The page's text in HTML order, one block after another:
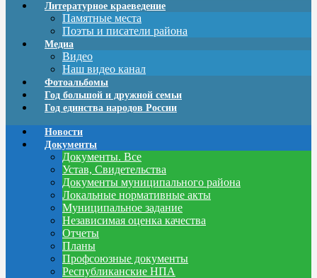
Литературное краеведение
Памятные места
Поэты и писатели района
Медиа
Видео
Наш видео канал
Фотоальбомы
Год большой и дружной семьи
Год единства народов России
Новости
Документы
Документы. Все
Устав, Свидетельства
Документы муниципального района
Локальные нормативные акты
Муниципальное задание
Независимая оценка качества
Отчеты
Планы
Профсоюзные документы
Республиканские НПА